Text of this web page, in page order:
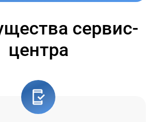
сервис-
центра